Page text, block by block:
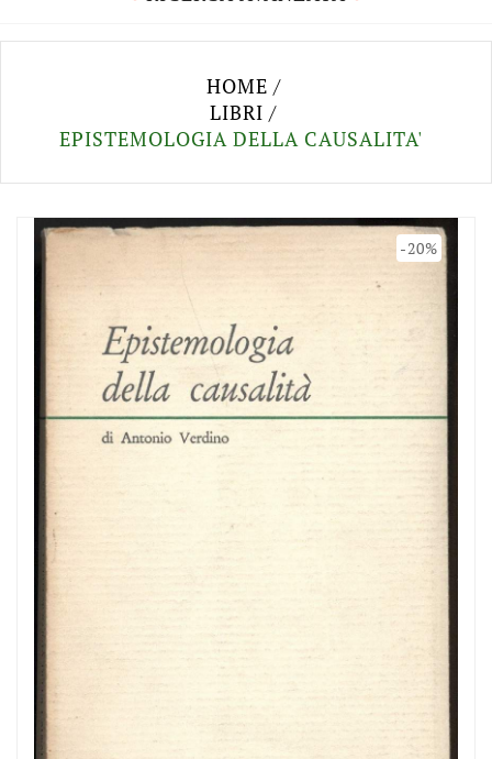
HOME
LIBRI
EPISTEMOLOGIA DELLA CAUSALITA'
-20%